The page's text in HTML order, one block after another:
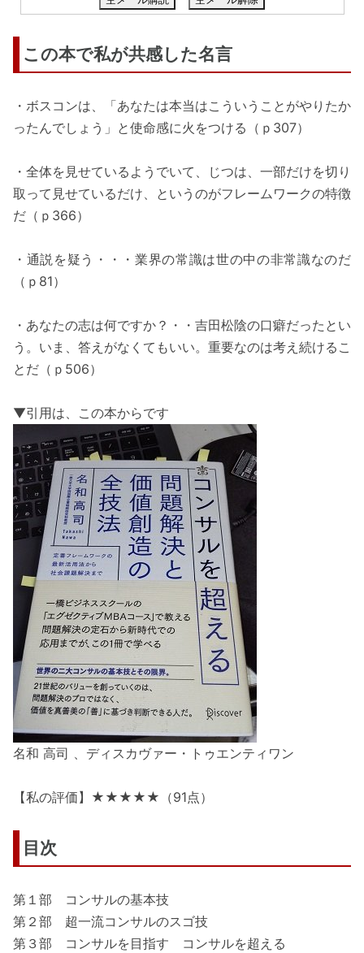
この本で私が共感した名言
・ボスコンは、「あなたは本当はこういうことがやりたか
ったんでしょう」と使命感に火をつける（ｐ307）
・全体を見せているようでいて、じつは、一部だけを切り
取って見せているだけ、というのがフレームワークの特徴
だ（ｐ366）
・通説を疑う・・・業界の常識は世の中の非常識なのだ
（ｐ81）
・あなたの志は何ですか？・・吉田松陰の口癖だったとい
う。いま、答えがなくてもいい。重要なのは考え続けるこ
とだ（ｐ506）
▼引用は、この本からです
名和 高司 、ディスカヴァー・トゥエンティワン
【私の評価】★★★★★（91点）
目次
第１部 コンサルの基本技
第２部 超一流コンサルのスゴ技
第３部 コンサルを目指す コンサルを超える